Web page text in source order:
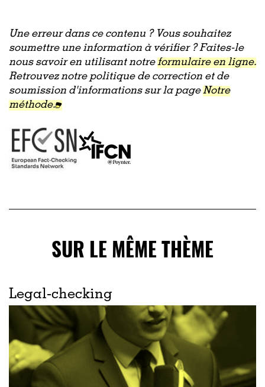
Une erreur dans ce contenu ? Vous souhaitez
soumettre une information à vérifier ? Faites-le
nous savoir en utilisant notreformulaire en ligne.
Retrouvez notre politique de correction et de
soumission d'informations sur la pageNotre
méthode.
SUR LE MÊME THÈME
Legal-checking